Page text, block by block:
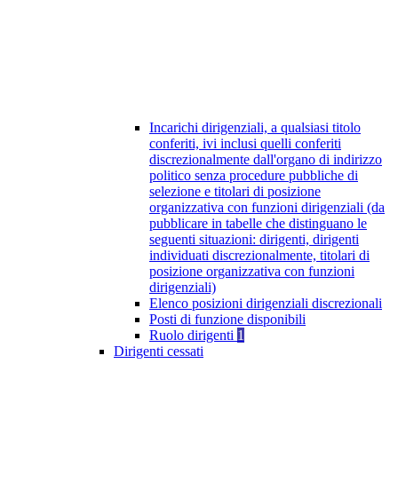
Incarichi dirigenziali, a qualsiasi titolo
conferiti, ivi inclusi quelli conferiti
discrezionalmente dall'organo di indirizzo
politico senza procedure pubbliche di
selezione e titolari di posizione
organizzativa con funzioni dirigenziali (da
pubblicare in tabelle che distinguano le
seguenti situazioni: dirigenti, dirigenti
individuati discrezionalmente, titolari di
posizione organizzativa con funzioni
dirigenziali)
Elenco posizioni dirigenziali discrezionali
Posti di funzione disponibili
Ruolo dirigenti 1
Dirigenti cessati